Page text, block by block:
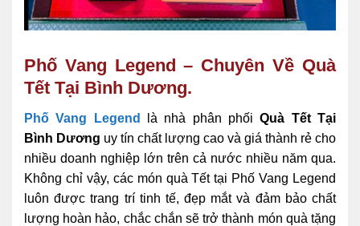
Phố Vang Legend – Chuyên Về Quà
Tết Tại Bình Dương.
Phố Vang Legend là nhà phân phốiQuà Tết Tại
Bình Dương uy tín chất lượng cao và giá thành rẻ cho
nhiều doanh nghiệp lớn trên cả nước nhiều năm qua.
Không chỉ vậy, các món quà Tết tại Phố Vang Legend
luôn được trang trí tinh tế, đẹp mắt và đảm bảo chất
lượng hoàn hảo, chắc chắn sẽ trở thành món quà tặng